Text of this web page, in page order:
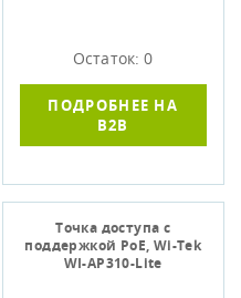
Остаток: 0
ПОДРОБНЕЕ НА
B2B
Точка доступа c
поддержкой PoE, Wi-Tek
WI-AP310-Lite